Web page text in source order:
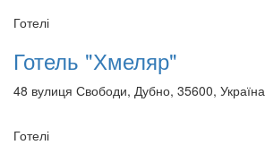
Готелі
Готель "Хмеляр"
48 вулиця Свободи, Дубно, 35600, Україна
Готелі